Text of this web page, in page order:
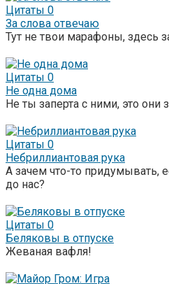
Цитаты 0
За слова отвечаю
Тут не твои марафоны, здесь
Цитаты 0
Не одна дома
Не ты заперта с ними, это они
Цитаты 0
Небриллиантовая рука
А зачем что-то придумывать,
до нас?
Цитаты 0
Беляковы в отпуске
Жеваная вафля!